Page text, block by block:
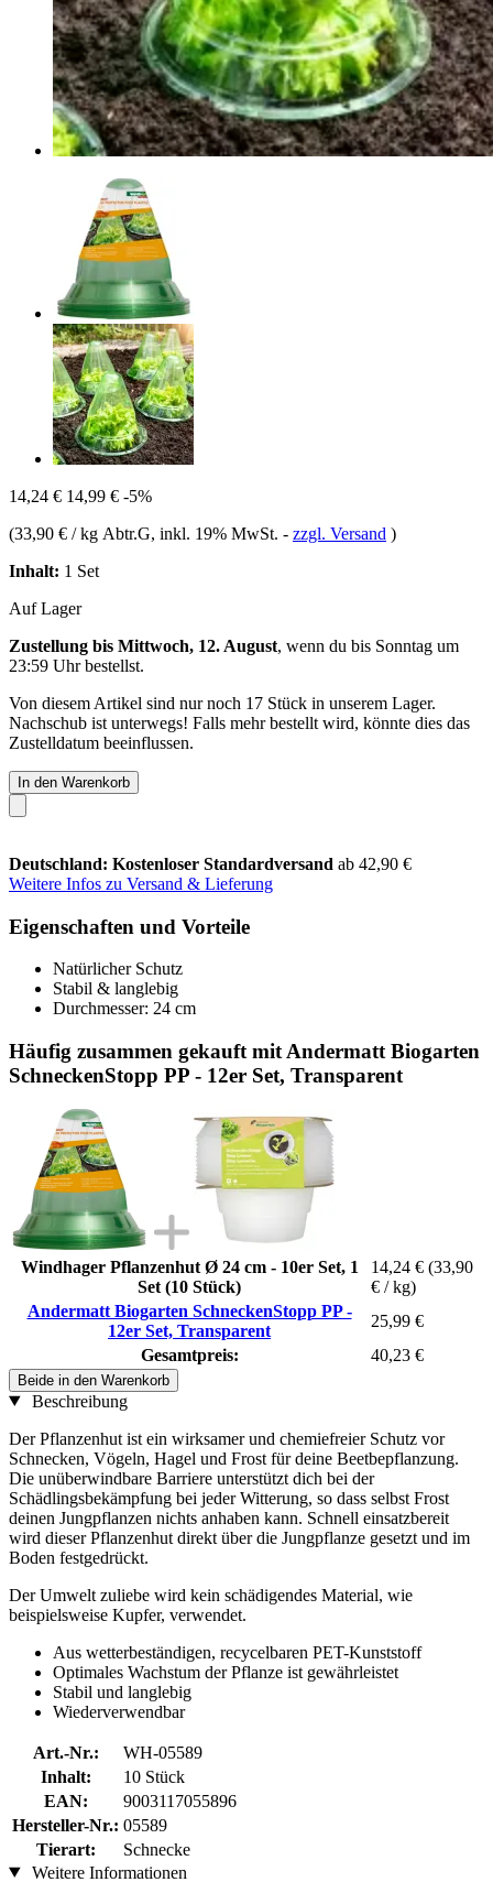
14,24 € 14,99 € -5%
(33,90 € / kg Abtr.G, inkl. 19% MwSt. - zzgl. Versand )
Inhalt: 1 Set
Auf Lager
Zustellung bis Mittwoch, 12. August, wenn du bis Sonntag um
23:59 Uhrbestellst.
Von diesem Artikel sind nur noch 17 Stück in unserem Lager.
Nachschub ist unterwegs! Falls mehr bestellt wird, könnte dies das
Zustelldatum beeinflussen.
In den Warenkorb
Deutschland: Kostenloser Standardversand ab 42,90 €
Weitere Infos zu Versand & Lieferung
Eigenschaften und Vorteile
Natürlicher Schutz
Stabil & langlebig
Durchmesser: 24 cm
Häufig zusammen gekauft mit Andermatt Biogarten
SchneckenStopp PP - 12er Set, Transparent
Windhager Pflanzenhut Ø 24 cm - 10er Set, 1
Set (10 Stück)
14,24 € (33,90
€ / kg)
Andermatt Biogarten SchneckenStopp PP -
12er Set, Transparent
25,99 €
Gesamtpreis:
40,23 €
Beide in den Warenkorb
Beschreibung
Der Pflanzenhut ist ein wirksamer und chemiefreier Schutz vor
Schnecken, Vögeln, Hagel und Frost für deine Beetbepflanzung.
Die unüberwindbare Barriere unterstützt dich bei der
Schädlingsbekämpfung bei jeder Witterung, so dass selbst Frost
deinen Jungpflanzen nichts anhaben kann. Schnell einsatzbereit
wird dieser Pflanzenhut direkt über die Jungpflanze gesetzt und im
Boden festgedrückt.
Der Umwelt zuliebe wird kein schädigendes Material, wie
beispielsweise Kupfer, verwendet.
Aus wetterbeständigen, recycelbaren PET-Kunststoff
Optimales Wachstum der Pflanze ist gewährleistet
Stabil und langlebig
Wiederverwendbar
Art.-Nr.:
WH-05589
Inhalt:
10 Stück
EAN:
9003117055896
Hersteller-Nr.: 05589
Tierart:
Schnecke
Weitere Informationen